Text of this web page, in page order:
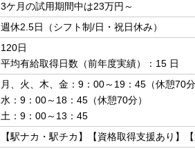
3ケ月の試用期間中は23万円～
週休2.5日（シフト制/日・祝日休み）
120日
平均有給取得日数（前年度実績）：15 日
月、火、木、金：9：00～19：45（休憩70
水：9：00～18：45（休憩70分）
土：9：00～13：45
【駅ナカ・駅チカ】【資格取得支援あり】